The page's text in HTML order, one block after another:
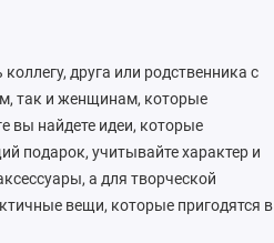
друга или родственника с
так и женщинам, которые
вы найдете идеи, которые
подарок, учитывайте характер и
а для творческой
вещи, которые пригодятся в